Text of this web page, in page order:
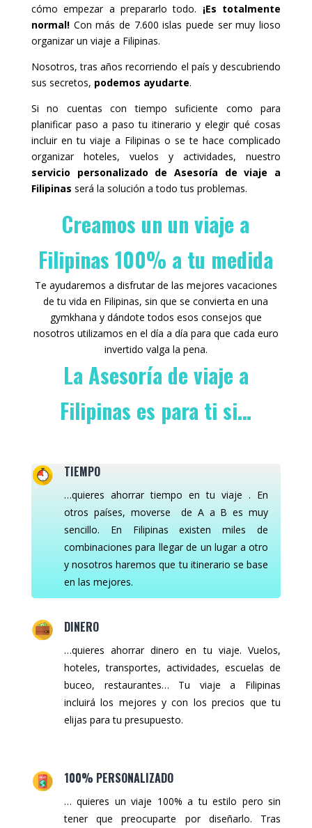
cómo empezar a prepararlo todo. ¡Es totalmente
normal!Con más de 7.600 islas puede ser muy lioso
organizar un viaje a Filipinas.
Nosotros, tras años recorriendo el país y descubriendo
sus secretos, podemos ayudarte.
Si no cuentas con tiempo suficiente como para
planificar paso a paso tu itinerario y elegir qué cosas
incluir en tu viaje a Filipinas o se te hace complicado
organizar hoteles, vuelos y actividades, nuestro
servicio personalizado de Asesoría de viaje a
Filipinas será la solución a todo tus problemas.
Creamos un un viaje a
Filipinas 100% a tu medida
Te ayudaremos a disfrutar de las mejores vacaciones
de tu vida en Filipinas, sin que se convierta en una
gymkhana y dándote todos esos consejos que
nosotros utilizamos en el día a día para que cada euro
invertido valga la pena.
La Asesoría de viaje a
Filipinas es para ti si…
TIEMPO
…quieres ahorrar tiempo en tu viaje . En
otros países, moverse de A a B es muy
sencillo. En Filipinas existen miles de
combinaciones para llegar de un lugar a otro
y nosotros haremos que tu itinerario se base
en las mejores.
DINERO
…quieres ahorrar dinero en tu viaje. Vuelos,
hoteles, transportes, actividades, escuelas de
buceo, restaurantes… Tu viaje a Filipinas
incluirá los mejores y con los precios que tu
elijas para tu presupuesto.
100% PERSONALIZADO
… quieres un viaje 100% a tu estilo pero sin
tener que preocuparte por diseñarlo. Tras